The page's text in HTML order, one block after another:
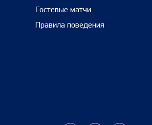
Гостевые матчи
Правила поведения